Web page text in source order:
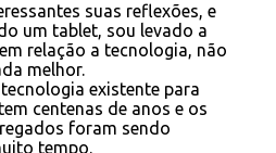
suas reflexões, e
um tablet, sou levado a
relação a tecnologia, não
melhor.
existente para
centenas de anos e os
foram sendo
tempo.